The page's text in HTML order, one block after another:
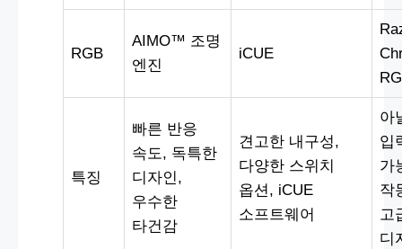
RGB
AIMO™ 조명
엔진
iCUE
특징
빠른 반응
속도, 독특한
디자인,
우수한
타건감
견고한 내구성,
다양한 스위치
옵션, iCUE
소프트웨어
아
입
가
작
고
디